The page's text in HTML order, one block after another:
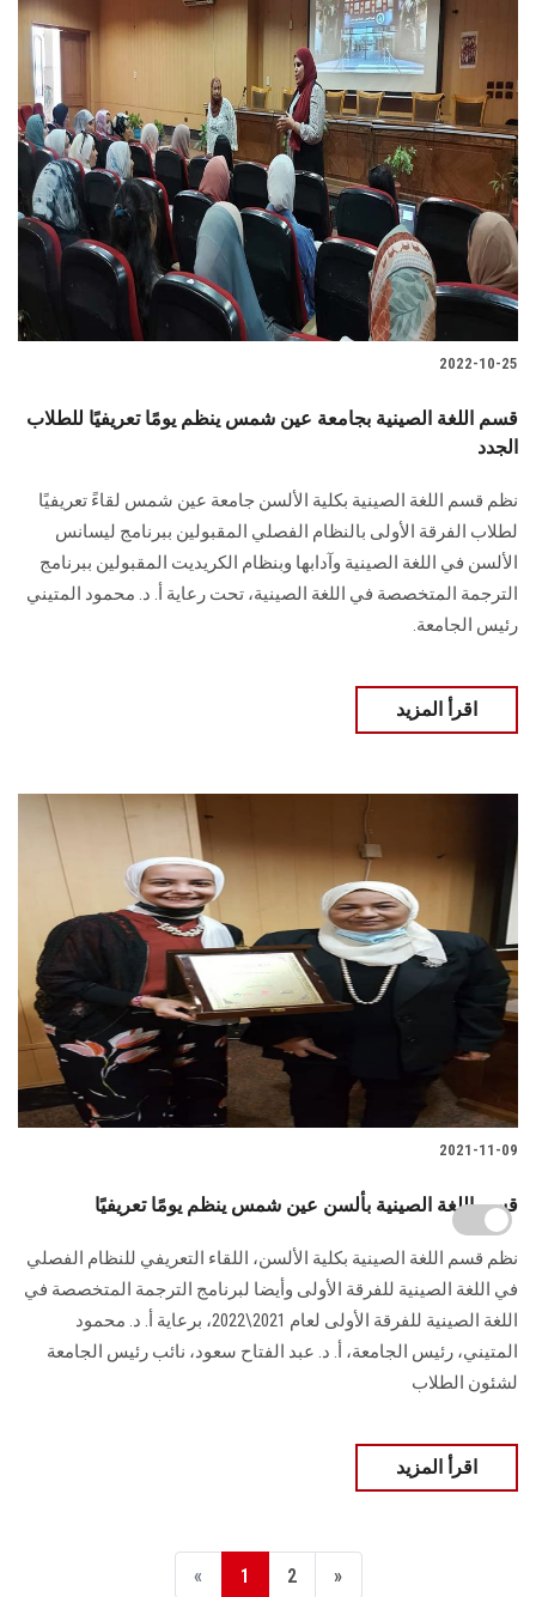
2022-10-25
قسم اللغة الصينية بجامعة عين شمس ينظم يومًا تعريفيًا للطلاب
الجدد
نظم قسم اللغة الصينية بكلية الألسن جامعة عين شمس لقاءً تعريفيًا
لطلاب الفرقة الأولى بالنظام الفصلي ‏المقبولين ببرنامج ليسانس
الألسن في اللغة الصينية وآدابها وبنظام الكريديت المقبولين ببرنامج
الترجمة ‏المتخصصة في اللغة الصينية، تحت رعاية أ. د. محمود المتيني
رئيس الجامعة.
اقرأ المزيد
2021-11-09
قسم اللغة الصينية بألسن عين شمس ينظم يومًا تعريفيًا
نظم قسم اللغة الصينية بكلية الألسن، اللقاء التعريفي للنظام الفصلي
في اللغة الصينية للفرقة الأولى وأيضا لبرنامج الترجمة المتخصصة في
اللغة الصينية للفرقة الأولى لعام 2021\2022، برعاية أ. د. محمود
المتيني، رئيس الجامعة، أ. د. عبد الفتاح سعود، نائب رئيس الجامعة
لشئون الطلاب
اقرأ المزيد
« 1 2 »